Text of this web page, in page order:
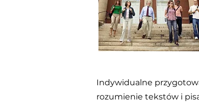
Indywidualne
rozumienie tekstów i